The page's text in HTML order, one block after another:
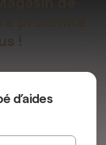
!
d’aides